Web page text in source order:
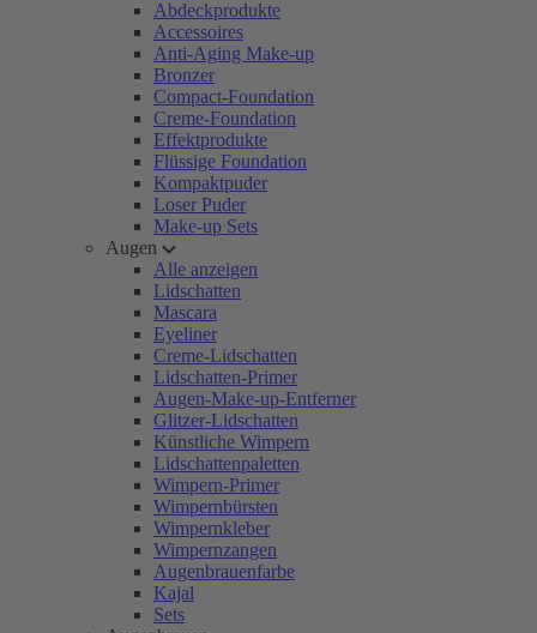
Abdeckprodukte
Accessoires
Anti-Aging Make-up
Bronzer
Compact-Foundation
Creme-Foundation
Effektprodukte
Flüssige Foundation
Kompaktpuder
Loser Puder
Make-up Sets
Augen
Alle anzeigen
Lidschatten
Mascara
Eyeliner
Creme-Lidschatten
Lidschatten-Primer
Augen-Make-up-Entferner
Glitzer-Lidschatten
Künstliche Wimpern
Lidschattenpaletten
Wimpern-Primer
Wimpernbürsten
Wimpernkleber
Wimpernzangen
Augenbrauenfarbe
Kajal
Sets